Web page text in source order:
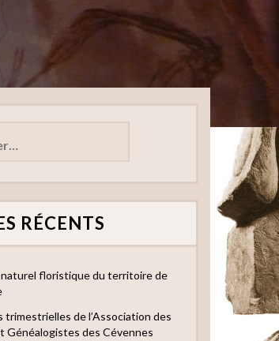
RÉCENTS
naturel floristique du territoire de
trimestrielles de l’Association des
Généalogistes des Cévennes